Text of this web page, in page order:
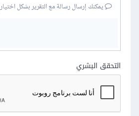
يمكنك إرسال رسالة مع التقرير بشكل
التحقق البشري